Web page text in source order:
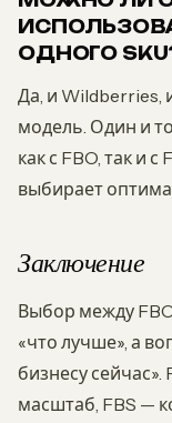
ОДНОГО
Да, и Wildberries,
модель. Один и
как с FBO, так и
выбирает
Заключение
Выбор между
«что лучше», а
бизнесу
масштаб, FBS —